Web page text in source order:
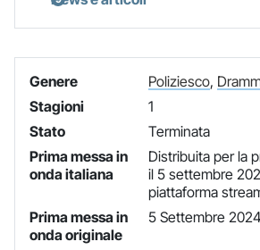
Genere Poliziesco,
Stagioni
1
Stato
Terminata
Prima messa in
onda italiana
Distribuita per la
il 5 settembre
piattaforma
Prima messa in
onda originale
5 Settembre 2024